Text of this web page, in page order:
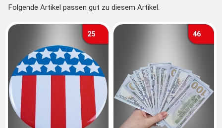
Folgende Artikel passen gut zu diesem Artikel.
25 46